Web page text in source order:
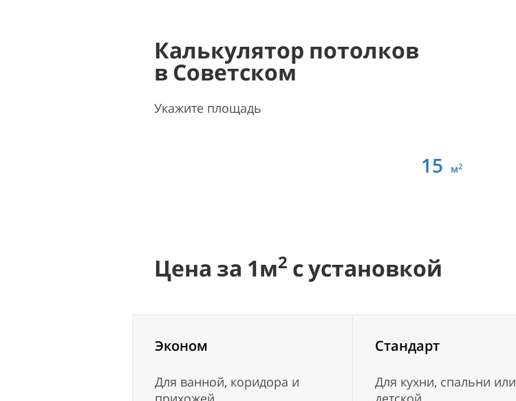
Калькулятор потолков
в Советском
Укажите площадь
15 м2
Цена за 1м2 с установкой
Эконом
Для ванной, коридора и
Стандарт
Для кухни, спальни или